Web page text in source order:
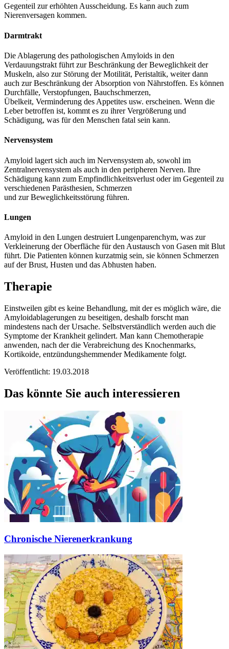
Gegenteil zur erhöhten Ausscheidung. Es kann auch zum
Nierenversagen kommen.
Darmtrakt
Die Ablagerung des pathologischen Amyloids in den
Verdauungstrakt führt zur Beschränkung der Beweglichkeit der
Muskeln, also zur Störung der Motilität, Peristaltik, weiter dann
auch zur Beschränkung der Absorption von Nährstoffen. Es können
Durchfälle, Verstopfungen, Bauchschmerzen,
Übelkeit, Verminderung des Appetites usw. erscheinen. Wenn die
Leber betroffen ist, kommt es zu ihrer Vergrößerung und
Schädigung, was für den Menschen fatal sein kann.
Nervensystem
Amyloid lagert sich auch im Nervensystem ab, sowohl im
Zentralnervensystem als auch in den peripheren Nerven. Ihre
Schädigung kann zum Empfindlichkeitsverlust oder im Gegenteil zu
verschiedenen Parästhesien, Schmerzen
und zur Beweglichkeitsstörung führen.
Lungen
Amyloid in den Lungen destruiert Lungenparenchym, was zur
Verkleinerung der Oberfläche für den Austausch von Gasen mit Blut
führt. Die Patienten können kurzatmig sein, sie können Schmerzen
auf der Brust, Husten und das Abhusten haben.
Therapie
Einstweilen gibt es keine Behandlung, mit der es möglich wäre, die
Amyloidablagerungen zu beseitigen, deshalb forscht man
mindestens nach der Ursache. Selbstverständlich werden auch die
Symptome der Krankheit gelindert. Man kann Chemotherapie
anwenden, nach der die Verabreichung des Knochenmarks,
Kortikoide, entzündungshemmender Medikamente folgt.
Veröffentlicht: 19.03.2018
Das könnte Sie auch interessieren
Chronische Nierenerkrankung